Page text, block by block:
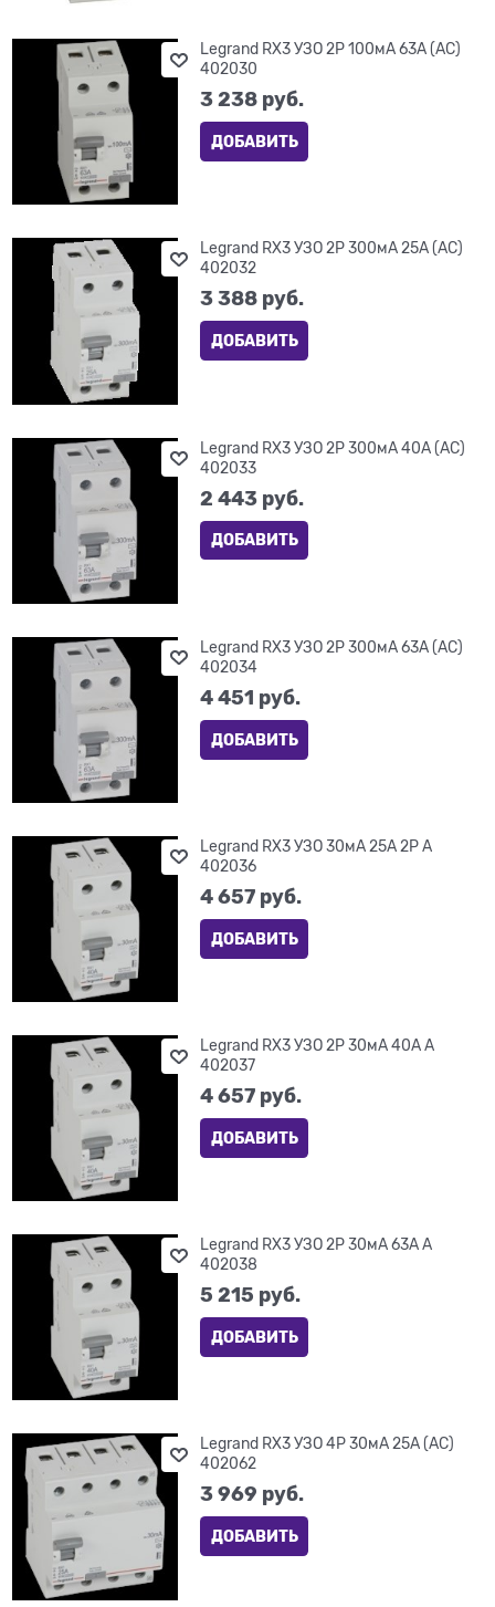
Legrand RX3 УЗО 2P 100мА 63А (AC)
402030
3 238 руб.
ДОБАВИТЬ
Legrand RX3 УЗО 2P 300мА 25А (AC)
402032
3 388 руб.
ДОБАВИТЬ
Legrand RX3 УЗО 2P 300мА 40А (AC)
402033
2 443 руб.
ДОБАВИТЬ
Legrand RX3 УЗО 2P 300мА 63А (AC)
402034
4 451 руб.
ДОБАВИТЬ
Legrand RX3 УЗО 30мА 25А 2P A
402036
4 657 руб.
ДОБАВИТЬ
Legrand RX3 УЗО 2P 30мА 40А A
402037
4 657 руб.
ДОБАВИТЬ
Legrand RX3 УЗО 2P 30мА 63А A
402038
5 215 руб.
ДОБАВИТЬ
Legrand RX3 УЗО 4P 30мА 25А (AC)
402062
3 969 руб.
ДОБАВИТЬ